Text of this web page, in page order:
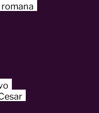
romana